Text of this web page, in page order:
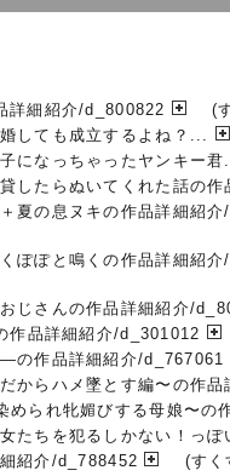
詳細紹介/d_800822
(
しても成立するよね？...
になっちゃったヤンキー君
したらぬいてくれた話の
夏の息ヌキの作品詳細紹
ぽぽと鳴くの作品詳細紹
じさんの作品詳細紹介/
作品詳細紹介/d_301012
の作品詳細紹介/d_767061
からハメ墜とす編〜の作
められ牝媚びする母娘〜の
たちを犯るしかない！っ
紹介/d_788452
(すく